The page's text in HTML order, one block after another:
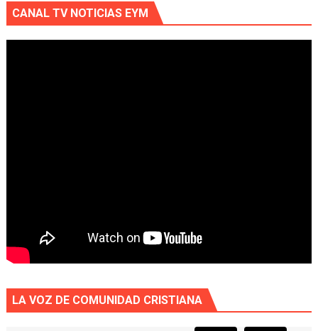
CANAL TV NOTICIAS EYM
LA VOZ DE COMUNIDAD CRISTIANA